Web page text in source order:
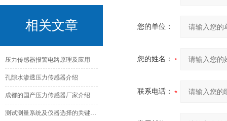
相关文章
压力传感器报警电路原理及应用
孔隙水渗透压力传感器介绍
成都的国产压力传感器厂家介绍
测试测量系统及仪器选择的关键因素分析
您的单位：
您的姓名：
联系电话：